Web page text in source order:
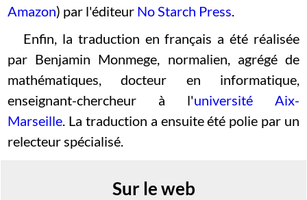
Amazon) par l'éditeur No Starch Press.
Enfin, la traduction en français a été réalisée
par Benjamin Monmege, normalien, agrégé de
mathématiques, docteur en informatique,
enseignant-chercheur à l'université Aix-
Marseille. La traduction a ensuite été polie par un
relecteur spécialisé.
Sur le web